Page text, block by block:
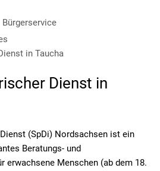
Bürgerservice
in Taucha
Dienst in
(SpDi) Nordsachsen ist ein
Beratungs- und
erwachsene Menschen (ab dem 18.